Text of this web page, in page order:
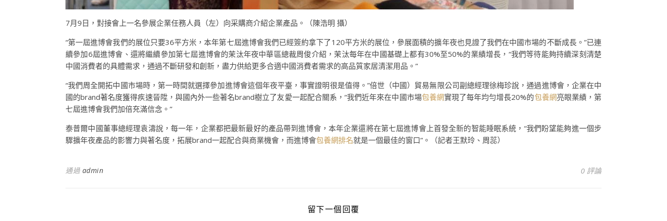
7月9日，對接會上一名參展企業任務人員（左）向采購商介紹企業產品。（陳浩明 攝）
“第一屆進博會我們的展位只要36平方米，本年第七屆進博會我們已經簽約拿下了120平方米的展位，參展面積的擴年夜也見證了我們在中國市場的不斷成長。”已連
續參加6屆進博會、還將繼續參加第七屆進博會的茉汰年夜中華區總裁周俊介紹，茉汰每年在中國基礎上都有30%至50%的業績增長，“我們等待能夠持續深刻清楚
中國消費者的具體需求，通過不斷研發和創新，盡力供給更多合適中國消費者需求的高品質家居清潔用品。”
“我們周全開拓中國市場時，第一時間就選擇參加進博會這個年夜平臺，事實證明很是值得。”倍世（中國）貿易無限公司副總經理徐梅珍說，通過進博會，企業在中
國的brand著名度獲得疾速晉陞，與國內外一些著名brand樹立了友愛一起配合關系，“我們近年來在中國市場包養網實現了每年均勻增長20%的包養網亮眼業績，第
七屆進博會我們加倍充滿信念。”
泰普爾中國董事總經理袁濤說，每一年，企業都把最新最好的產品帶到進博會，本年企業還將在第七屆進博會上首發全新的智能睡眠系統，“我們盼望能夠進一個步
驟擴年夜產品的影響力與著名度，拓展brand一起配合與商業機會，而進博會包養網排名就是一個最佳的窗口”。（記者王默玲、周蕊）
通過 admin 0 評論
留下一個回覆